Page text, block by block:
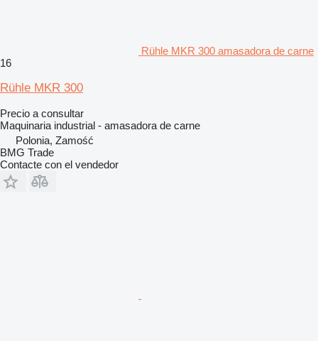
Rühle MKR 300 amasadora de carne
16
Rühle MKR 300
Precio a consultar
Maquinaria industrial - amasadora de carne
Polonia, Zamość
BMG Trade
Contacte con el vendedor